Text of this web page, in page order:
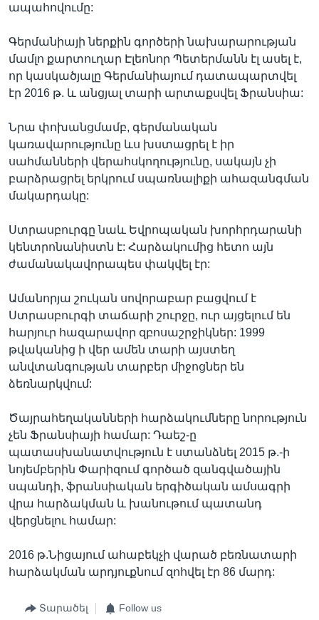
ապահովումը:
Գերմանիայի ներքին գործերի նախարարության
մամլո քարտուղար Էլեոնոր Պետերմանն էլ ասել է,
որ կասկածյալը Գերմանիայում դատապարտվել
էր 2016 թ. և անցյալ տարի արտաքսվել Ֆրանսիա:
Նրա փոխանցմամբ, գերմանական
կառավարությունը ևս խստացրել է իր
սահմանների վերահսկողությունը, սակայն չի
բարձրացրել երկրում սպառնալիքի ահազանգման
մակարդակը:
Ստրասբուրգը նաև Եվրոպական խորհրդարանի
կենտրոնանիստն է: Հարձակումից հետո այն
ժամանակավորապես փակվել էր:
Ամանորյա շուկան սովորաբար բացվում է
Ստրասբուրգի տաճարի շուրջը, ուր այցելում են
հարյուր հազարավոր զբոսաշրջիկներ: 1999
թվականից ի վեր ամեն տարի այստեղ
անվտանգության տարբեր միջոցներ են
ձեռնարկվում:
Ծայրահեղականների հարձակումները նորություն
չեն Ֆրանսիայի համար: Դաեշ-ը
պատասխանատվություն է ստանձնել 2015 թ.-ի
նոյեմբերին Փարիզում գործած զանգվածային
սպանդի, ֆրանսիական երգիծական ամսագրի
վրա հարձակման և խանութում պատանդ
վերցնելու համար:
2016 թ.Նիցայում ահաբեկչի վարած բեռնատարի
հարձակման արդյուքնում զոհվել էր 86 մարդ:
Տարածել Follow us